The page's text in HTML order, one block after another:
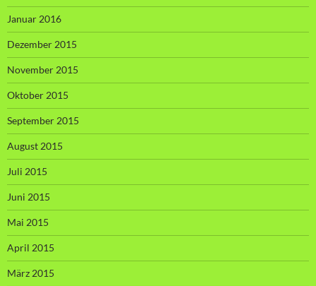
Januar 2016
Dezember 2015
November 2015
Oktober 2015
September 2015
August 2015
Juli 2015
Juni 2015
Mai 2015
April 2015
März 2015